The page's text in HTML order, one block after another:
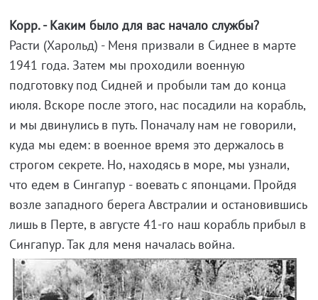
Корр. - Каким было для вас начало службы?
Расти (Харольд) - Меня призвали в Сиднее в марте
1941 года. Затем мы проходили военную
подготовку под Сидней и пробыли там до конца
июля. Вскоре после этого, нас посадили на корабль,
и мы двинулись в путь. Поначалу нам не говорили,
куда мы едем: в военное время это держалось в
строгом секрете. Но, находясь в море, мы узнали,
что едем в Сингапур - воевать с японцами. Пройдя
возле западного берега Австралии и остановившись
лишь в Перте, в августе 41-го наш корабль прибыл в
Сингапур. Так для меня началась война.